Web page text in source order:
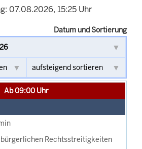
07.08.2026, 15:25 Uhr
Datum und Sortierung
Ab 09:00 Uhr
bürgerlichen Rechtsstreitigkeiten